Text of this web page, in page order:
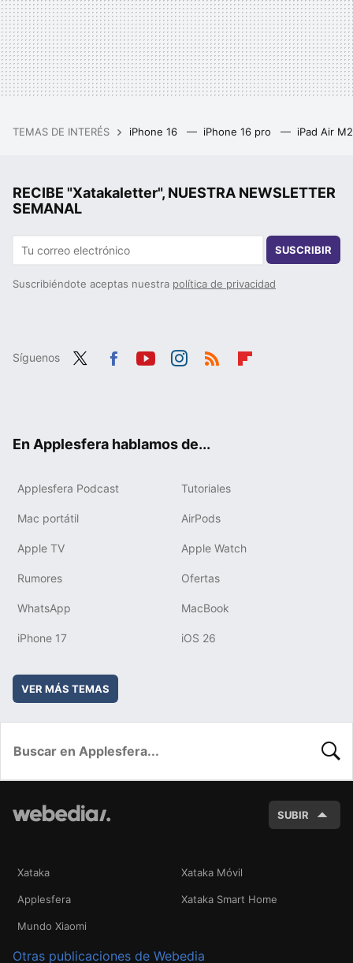
TEMAS DE INTERÉS iPhone 16 iPhone 16 pro iPad Air
RECIBE "Xatakaletter", NUESTRA NEWSLETTER
SEMANAL
SUSCRIBIR
Suscribiéndote aceptas nuestra política de privacidad
Síguenos
En Applesfera hablamos de...
Applesfera Podcast Tutoriales
Mac portátil AirPods
Apple TV Apple Watch
Rumores Ofertas
WhatsApp MacBook
iPhone 17 iOS 26
VER MÁS TEMAS
SUBIR
Xataka Xataka Móvil
Applesfera Xataka Smart Home
Mundo Xiaomi
Otras publicaciones de Webedia